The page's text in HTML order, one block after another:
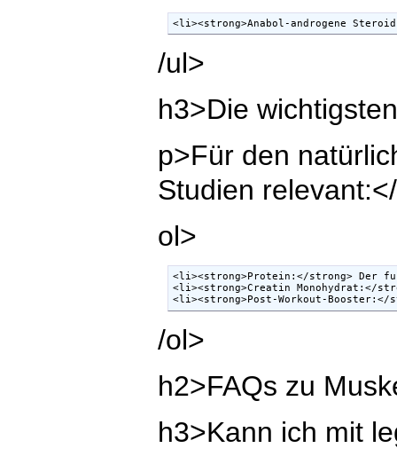
<li><strong>Anabol-androgene
/ul>
h3>Die
p>Für den
Studien
ol>
<li><strong>Protein:</strong> Der
<li><strong>Creatin Monohydrat:</
<li><strong>Post-Workout-
/ol>
h2>FAQs zu
h3>Kann ich mit